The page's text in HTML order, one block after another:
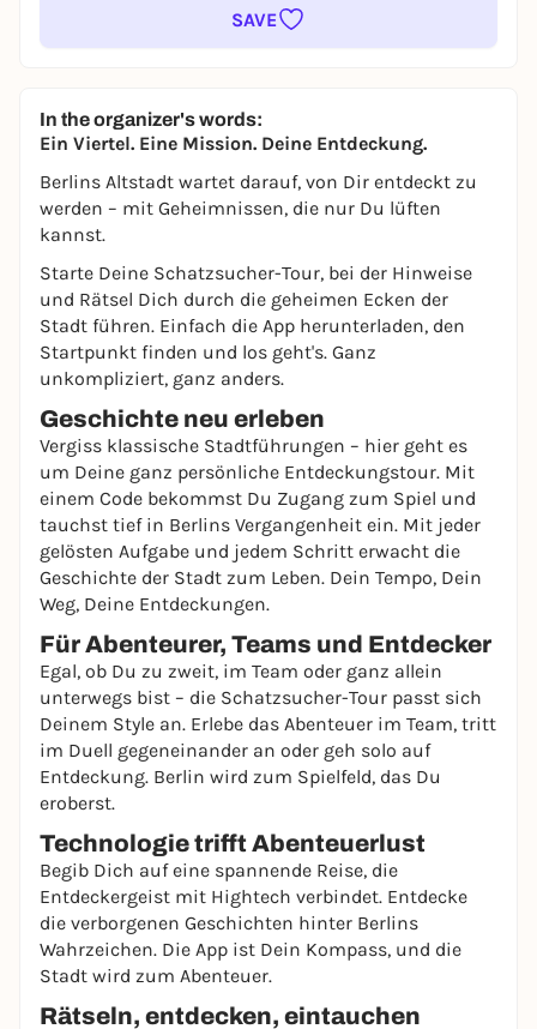
SAVE
In the organizer's words:
Ein Viertel. Eine Mission. Deine Entdeckung.
Berlins Altstadt wartet darauf, von Dir entdeckt zu
werden – mit Geheimnissen, die nur Du lüften
kannst.
Starte Deine Schatzsucher-Tour, bei der Hinweise
und Rätsel Dich durch die geheimen Ecken der
Stadt führen. Einfach die App herunterladen, den
Startpunkt finden und los geht's. Ganz
unkompliziert, ganz anders.
Geschichte neu erleben
Vergiss klassische Stadtführungen – hier geht es
um Deine ganz persönliche Entdeckungstour. Mit
einem Code bekommst Du Zugang zum Spiel und
tauchst tief in Berlins Vergangenheit ein. Mit jeder
gelösten Aufgabe und jedem Schritt erwacht die
Geschichte der Stadt zum Leben. Dein Tempo, Dein
Weg, Deine Entdeckungen.
Für Abenteurer, Teams und Entdecker
Egal, ob Du zu zweit, im Team oder ganz allein
unterwegs bist – die Schatzsucher-Tour passt sich
Deinem Style an. Erlebe das Abenteuer im Team, tritt
im Duell gegeneinander an oder geh solo auf
Entdeckung. Berlin wird zum Spielfeld, das Du
eroberst.
Technologie trifft Abenteuerlust
Begib Dich auf eine spannende Reise, die
Entdeckergeist mit Hightech verbindet. Entdecke
die verborgenen Geschichten hinter Berlins
Wahrzeichen. Die App ist Dein Kompass, und die
Stadt wird zum Abenteuer.
Rätseln, entdecken, eintauchen